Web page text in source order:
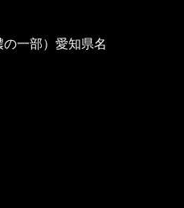
一部）愛知県名